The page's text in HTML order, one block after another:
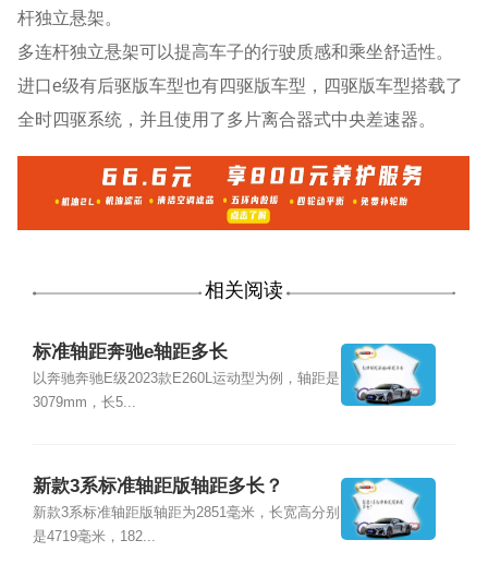
杆独立悬架。
多连杆独立悬架可以提高车子的行驶质感和乘坐舒适性。
进口e级有后驱版车型也有四驱版车型，四驱版车型搭载了
全时四驱系统，并且使用了多片离合器式中央差速器。
相关阅读
标准轴距奔驰e轴距多长
以奔驰奔驰E级2023款E260L运动型为例，轴距是
3079mm，长5...
新款3系标准轴距版轴距多长？
新款3系标准轴距版轴距为2851毫米，长宽高分别
是4719毫米，182...